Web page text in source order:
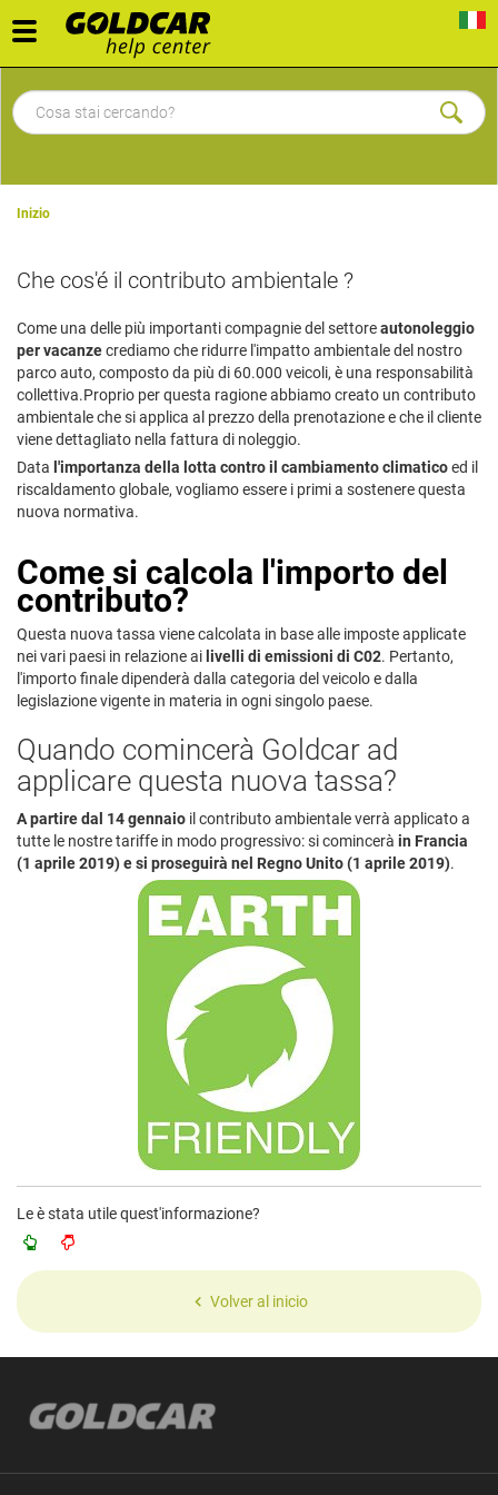
Toggle
navigation
Inizio
Che cos'é il contributo ambientale ?
Come una delle più importanti compagnie del settoreautonoleggio
per vacanzecrediamo che ridurre l'impatto ambientale del nostro
parco auto, composto da più di 60.000 veicoli, è una responsabilità
collettiva.Proprio per questa ragione abbiamo creato un contributo
ambientale che si applica al prezzo della prenotazione e che il cliente
viene dettagliato nella fattura di noleggio.
Data l'importanza della lotta contro il cambiamento climaticoed il
riscaldamento globale, vogliamo essere i primi a sostenere questa
nuova normativa.
Come si calcola l'importo del
contributo?
Questa nuova tassa viene calcolata in base alle imposte applicate
nei vari paesi in relazione ai livelli di emissioni di C02. Pertanto,
l'importo finale dipenderà dalla categoria del veicolo e dalla
legislazione vigente in materia in ogni singolo paese.
Quando comincerà Goldcar ad
applicare questa nuova tassa?
A partire dal 14 gennaio il contributo ambientale verrà applicato a
tutte le nostre tariffe in modo progressivo: si comincerà in Francia
(1 aprile 2019)e si proseguirà nel Regno Unito (1 aprile 2019).
Le è stata utile quest'informazione?
Volver al inicio